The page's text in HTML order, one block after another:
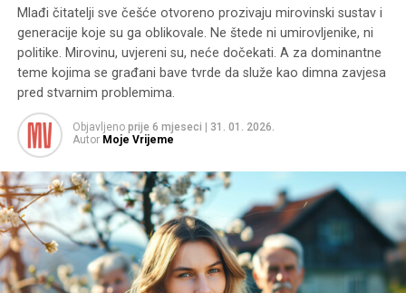
Mlađi čitatelji sve češće otvoreno prozivaju mirovinski sustav i
generacije koje su ga oblikovale. Ne štede ni umirovljenike, ni
politike. Mirovinu, uvjereni su, neće dočekati. A za dominantne
teme kojima se građani bave tvrde da služe kao dimna zavjesa
pred stvarnim problemima.
Objavljeno prije 6 mjeseci
31. 01. 2026.
Autor Moje Vrijeme